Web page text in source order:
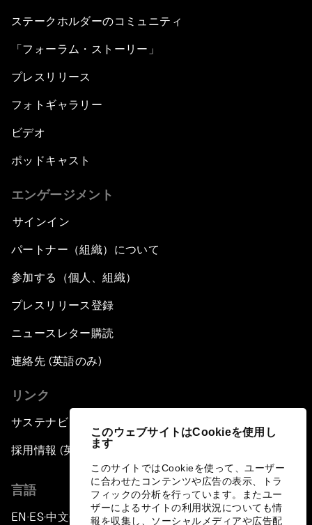
このウェブサイトはCookieを使用し
ます
このサイトではCookieを使って、ユーザー
に合わせたコンテンツや広告の表示、トラ
フィックの分析を行っています。またユー
ザーによるサイトの利用状況についても情
報を収集し、ソーシャルメディアや広告配
ステークホルダーのコミュニティ
「フォーラム・ストーリー」
プレスリリース
フォトギャラリー
ビデオ
ポッドキャスト
エンゲージメント
サインイン
パートナー（組織）について
参加する（個人、組織）
プレスリリース登録
ニュースレター購読
連絡先 (英語のみ)
リンク
サステナビリティへの取り組み
採用情報 (英語のみ)
言語
EN ▪ ES▪中文▪ 日本語